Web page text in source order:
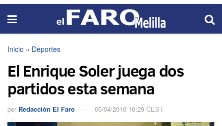
Inicio » Deportes
El Enrique Soler juega dos
partidos esta semana
por Redacción El Faro 05/04/2010 10:29 CEST